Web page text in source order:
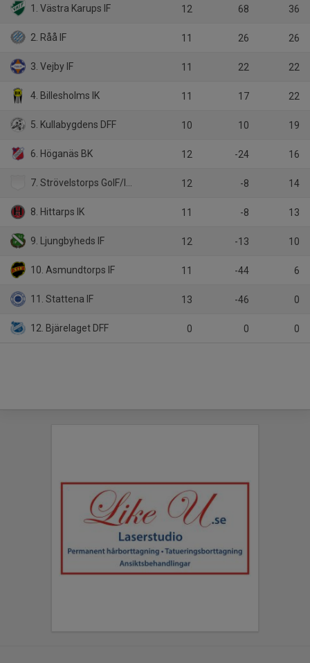
1. Västra Karups IF 12 68 36
2. Råå IF 11 26 26
3. Vejby IF 11 22 22
4. Billesholms IK 11 17 22
5. Kullabygdens DFF 10 10 19
6. Höganäs BK 12 -24 16
7. Strövelstorps GoIF/IF Salamis 12 -8 14
8. Hittarps IK 11 -8 13
9. Ljungbyheds IF 12 -13 10
10. Asmundtorps IF 11 -44 6
11. Stattena IF 13 -46 0
12. Bjärelaget DFF 0 0 0